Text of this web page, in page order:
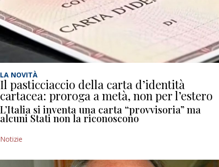
LA NOVITÀ
Il pasticciaccio della carta d’identità
cartacea: proroga a metà, non per l’estero
L’Italia si inventa una carta “provvisoria” ma
alcuni Stati non la riconoscono
Notizie